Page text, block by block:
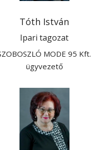
Tóth István
Ipari tagozat
MODE 95 Kft.
ügyvezető